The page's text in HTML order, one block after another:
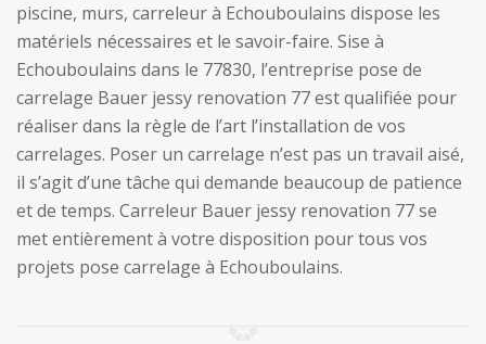
piscine, murs, carreleur à Echouboulains dispose les
matériels nécessaires et le savoir-faire. Sise à
Echouboulains dans le 77830, l’entreprise pose de
carrelage Bauer jessy renovation 77 est qualifiée pour
réaliser dans la règle de l’art l’installation de vos
carrelages. Poser un carrelage n’est pas un travail aisé,
il s’agit d’une tâche qui demande beaucoup de patience
et de temps. Carreleur Bauer jessy renovation 77 se
met entièrement à votre disposition pour tous vos
projets pose carrelage à Echouboulains.